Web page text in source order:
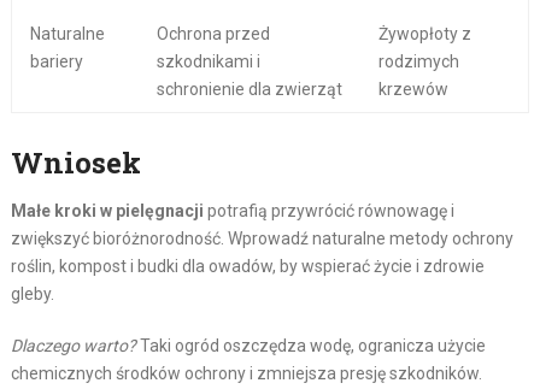
Naturalne
bariery
Ochrona przed
szkodnikami i
schronienie dla zwierząt
Żywopłoty z
rodzimych
krzewów
Wniosek
Małe kroki w pielęgnacji potrafią przywrócić równowagę i
zwiększyć bioróżnorodność. Wprowadź naturalne metody ochrony
roślin, kompost i budki dla owadów, by wspierać życie i zdrowie
gleby.
Dlaczego warto?Taki ogród oszczędza wodę, ogranicza użycie
chemicznych środków ochrony i zmniejsza presję szkodników.